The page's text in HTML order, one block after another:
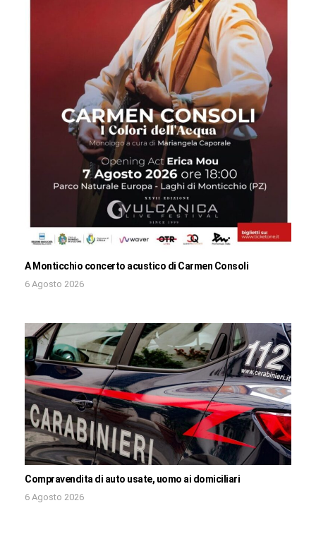
A Monticchio concerto acustico di Carmen Consoli
6 Agosto 2026
Compravendita di auto usate, uomo ai domiciliari
6 Agosto 2026